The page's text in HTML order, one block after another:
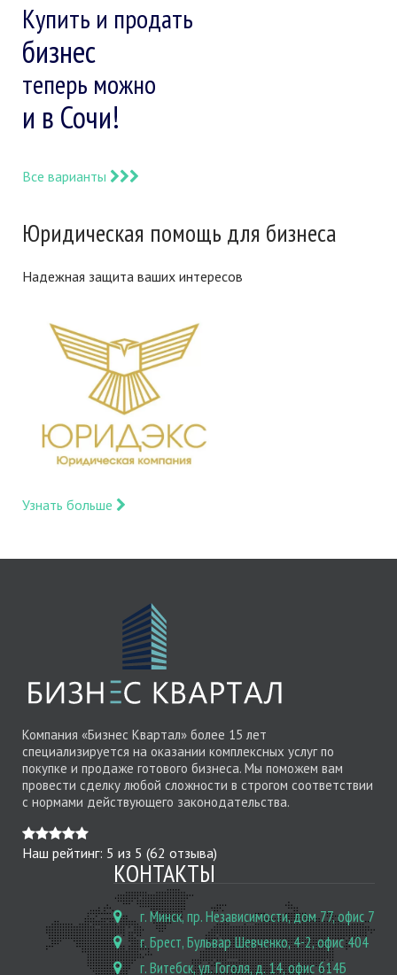
Купить и продать
бизнес
теперь можно
и в Сочи!
Все варианты
Юридическая помощь для бизнеса
Надежная защита ваших интересов
Узнать больше
Компания «Бизнес Квартал» более 15 лет
специализируется на оказании комплексных услуг по
покупке и продаже готового бизнеса. Мы поможем вам
провести сделку любой сложности в строгом соответствии
с нормами действующего законодательства.
Наш рейтинг: 5 из 5 (62 отзыва)
КОНТАКТЫ
г. Минск, пр. Независимости, дом 77, офис 7
г. Брест, Бульвар Шевченко, 4-2, офис 404
г. Витебск, ул. Гоголя, д. 14, офис 614Б